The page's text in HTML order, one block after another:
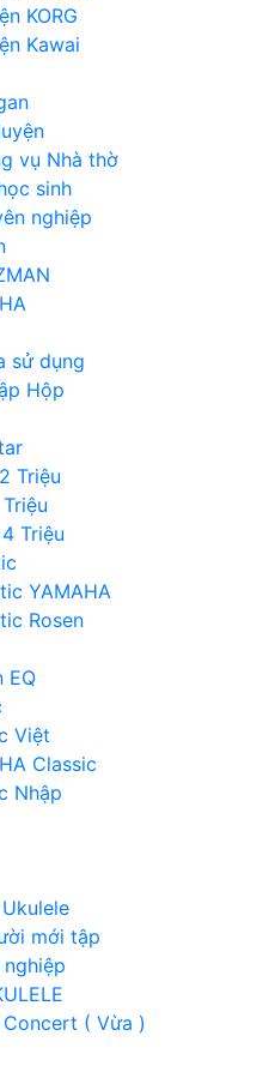
KORG
Kawai
vụ Nhà thờ
sinh
nghiệp
sử dụng
Hộp
Triệu
Triệu
YAMAHA
Rosen
EQ
Việt
Classic
Nhập
mới tập
nghiệp
( Vừa )